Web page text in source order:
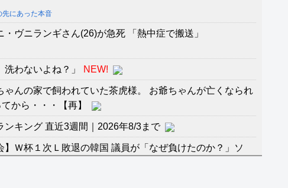
先にあった本音
・ヴニランギさん(26)が急死 「熱中症で搬送」
わないよね？」 NEW!
ゃんの家で飼われていた茶虎様。 お爺ちゃんが亡くなられ
から・・・【再】
ンキング 直近3週間｜2026年8/3まで
】Ｗ杯１次Ｌ敗退の韓国 議員が「なぜ負けたのか？」ソ